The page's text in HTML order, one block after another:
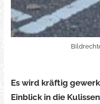
Es wird kräftig
Einblick in die